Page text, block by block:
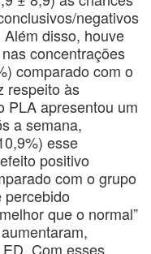
negativos
disso, houve
concentrações
comparado com o
respeito às
PLA apresentou um
a semana,
esse
positivo
com o grupo
percebido
que o normal”
Com esses